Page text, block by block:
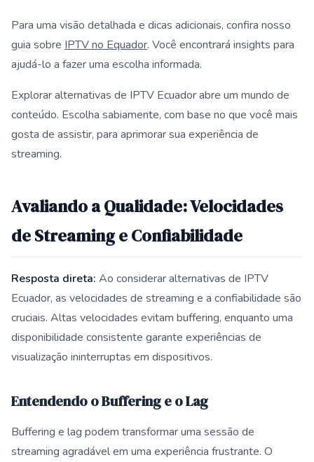
Para uma visão detalhada e dicas adicionais, confira nosso
guia sobre IPTV no Equador. Você encontrará insights para
ajudá-lo a fazer uma escolha informada.
Explorar alternativas de IPTV Ecuador abre um mundo de
conteúdo. Escolha sabiamente, com base no que você mais
gosta de assistir, para aprimorar sua experiência de
streaming.
Avaliando a Qualidade: Velocidades
de Streaming e Confiabilidade
Resposta direta: Ao considerar alternativas de IPTV
Ecuador, as velocidades de streaming e a confiabilidade são
cruciais. Altas velocidades evitam buffering, enquanto uma
disponibilidade consistente garante experiências de
visualização ininterruptas em dispositivos.
Entendendo o Buffering e o Lag
Buffering e lag podem transformar uma sessão de
streaming agradável em uma experiência frustrante. O